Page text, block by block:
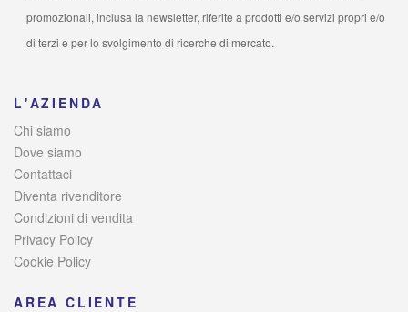
promozionali, inclusa la newsletter, riferite a prodotti e/o servizi propri e/o
di terzi e per lo svolgimento di ricerche di mercato.
L'AZIENDA
Chi siamo
Dove siamo
Contattaci
Diventa rivenditore
Condizioni di vendita
Privacy Policy
Cookie Policy
AREA CLIENTE